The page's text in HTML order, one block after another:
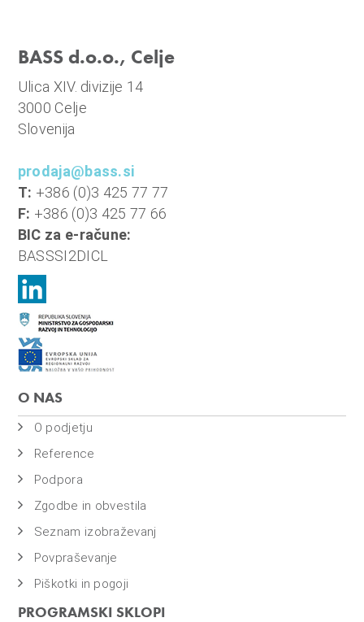
BASS d.o.o., Celje
Ulica XIV. divizije 14
3000 Celje
Slovenija
prodaja@bass.si
T: +386 (0)3 425 77 77
F: +386 (0)3 425 77 66
BIC za e-račune:
BASSSI2DICL
O NAS
O podjetju
Reference
Podpora
Zgodbe in obvestila
Seznam izobraževanj
Povpraševanje
Piškotki in pogoji
PROGRAMSKI SKLOPI